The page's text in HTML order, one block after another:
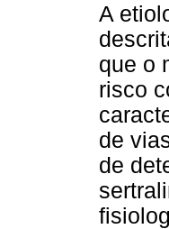
A
que o
risco
de
de